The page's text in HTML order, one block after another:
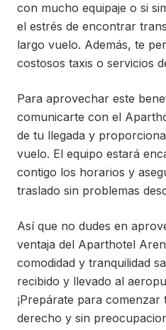
con mucho equipaje o si
el estrés de encontrar
largo vuelo. Además, te
costosos taxis o servicios
Para aprovechar este
comunicarte con el
de tu llegada y
vuelo. El equipo estará
contigo los horarios y
traslado sin problemas
Así que no dudes en
ventaja del Aparthotel
comodidad y tranquilidad
recibido y llevado al
¡Prepárate para
derecho y sin